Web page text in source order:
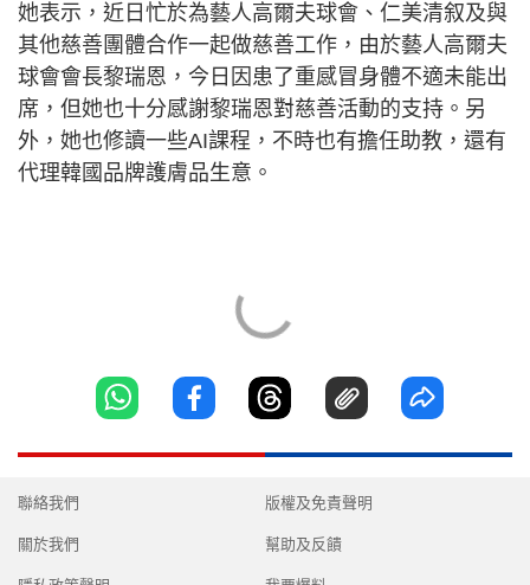
她表示，近日忙於為藝人高爾夫球會、仁美清叙及與
其他慈善團體合作一起做慈善工作，由於藝人高爾夫
球會會長黎瑞恩，今日因患了重感冒身體不適未能出
席，但她也十分感謝黎瑞恩對慈善活動的支持。另
外，她也修讀一些AI課程，不時也有擔任助教，還有
代理韓國品牌護膚品生意。
聯絡我們
關於我們
版權及免責聲明
幫助及反饋